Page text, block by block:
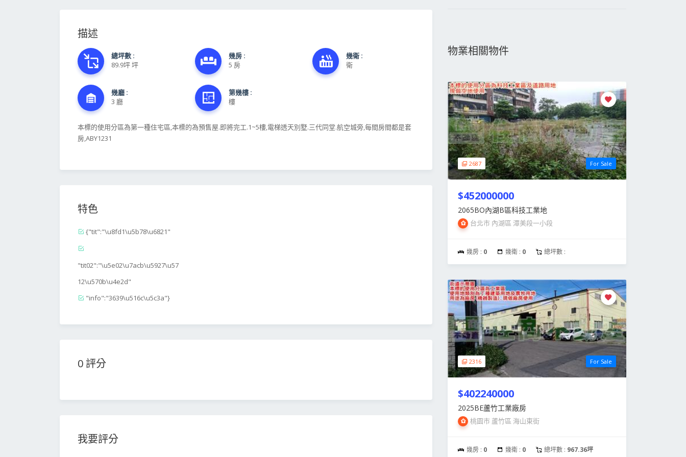
描述
總坪數 :
89.9坪 坪
幾房 :
5 房
幾衛 :
衛
幾廳 :
3 廳
第幾樓 :
樓
本標的使用分區為第一種住宅區,本標的為預售屋.即將完工.1~5樓,電梯透天別墅.三代同堂.航空城旁,每間房間都是套
房,ABY1231
特色
{"tit":"\u8fd1\u5b78\u6821"
"tit02":"\u5e02\u7acb\u5927\u57
12\u570b\u4e2d"
"info":"3639\u516c\u5c3a"}
0 評分
我要評分
物業相關物件
2687 For Sale
$452000000
2065BO內湖B區科技工業地
台北市 內湖區 潭美段一小段
幾房 : 0 幾衛 : 0 總坪數 :
2316 For Sale
$402240000
2025BE蘆竹工業廠房
桃園市 蘆竹區 海山東街
幾房 : 0 幾衛 : 0 總坪數 : 967.36坪